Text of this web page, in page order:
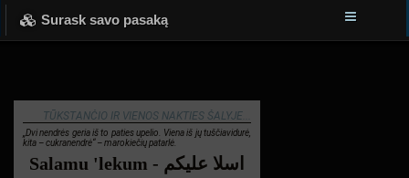
Surask savo pasaką
TŪKSTANČIO IR VIENOS NAKTIES ŠALYJE...
„Dvi nendrės geria iš to paties upelio. Viena iš jų tuščiavidurė,
kita – cukranendrė“ – marokiečių patarlė.
Salamu 'lekum - اسلا عليكم